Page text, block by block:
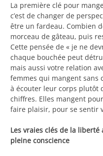
La première clé pour
c’est de changer de
être un fardeau. Combien
morceau de gâteau, puis
Cette pensée de « je ne
chaque bouchée peut
mais aussi votre relation
femmes qui mangent sans
à écouter leur corps plutôt
chiffres. Elles mangent
faire plaisir, pour se sentir
Les vraies clés de la
pleine conscience